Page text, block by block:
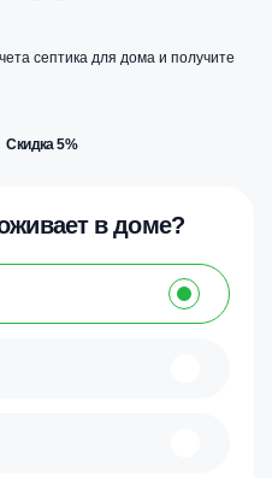
септика для дома и получите
Скидка 5%
в доме?